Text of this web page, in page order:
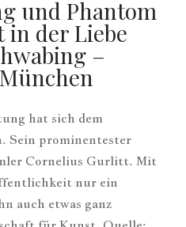
und Phantom
in der Liebe
–
hat sich dem
Sein prominentester
Cornelius Gurlitt. Mit
nur ein
auch etwas ganz